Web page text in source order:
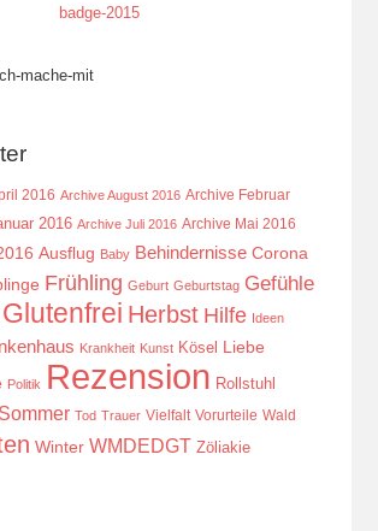
2016 Archive August 2016 Archive Februar
2016 Archive Juli 2016 Archive Mai 2016
Ausflug Baby Behindernisse Corona
Frühling Geburt Geburtstag Gefühle
Glutenfrei Herbst Hilfe Ideen
Krankheit Kunst Kösel Liebe
Politik Rezension Rollstuhl
Sommer Tod Trauer Vielfalt Vorurteile Wald
Winter WMDEDGT Zöliakie